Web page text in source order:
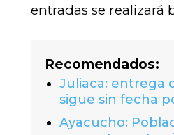
entradas se realizará
Recomendados:
Juliaca: entrega
sigue sin fecha
Ayacucho: